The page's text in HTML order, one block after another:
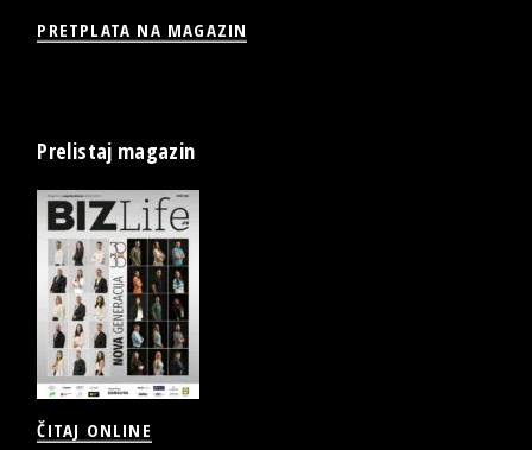
PRETPLATA NA MAGAZIN
Prelistaj magazin
ČITAJ ONLINE